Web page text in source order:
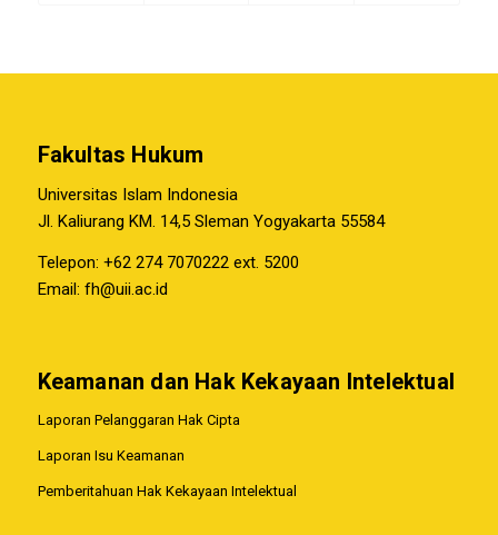
Fakultas Hukum
Universitas Islam Indonesia
Jl. Kaliurang KM. 14,5 Sleman Yogyakarta 55584
Telepon: +62 274 7070222 ext. 5200
Email: fh@uii.ac.id
Keamanan dan Hak Kekayaan Intelektual
Laporan Pelanggaran Hak Cipta
Laporan Isu Keamanan
Pemberitahuan Hak Kekayaan Intelektual